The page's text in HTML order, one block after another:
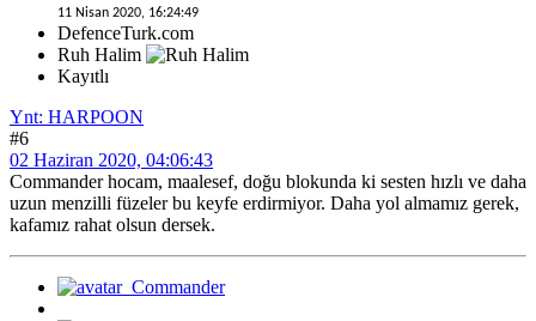
11 Nisan 2020, 16:24:49
DefenceTurk.com
Ruh Halim
Kayıtlı
Ynt: HARPOON
#6
02 Haziran 2020, 04:06:43
Commander hocam, maalesef, doğu blokunda ki sesten hızlı ve daha
uzun menzilli füzeler bu keyfe erdirmiyor. Daha yol almamız gerek,
kafamız rahat olsun dersek.